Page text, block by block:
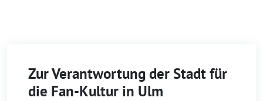
Zur Verantwortung der Stadt für
die Fan-Kultur in Ulm